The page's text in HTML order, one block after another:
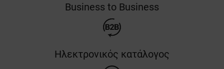
Business to Business
Ηλεκτρονικός κατάλογος